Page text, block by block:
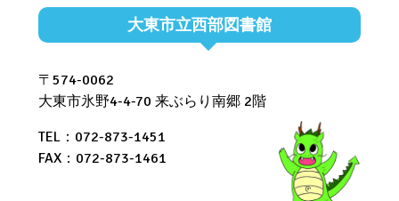
大東市立西部図書館
〒574-0062
大東市氷野4-4-70 来ぶらり南郷 2階
TEL：072-873-1451
FAX：072-873-1461